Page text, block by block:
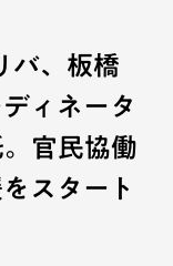
バ、板橋
ィネータ
官民協働
スタート